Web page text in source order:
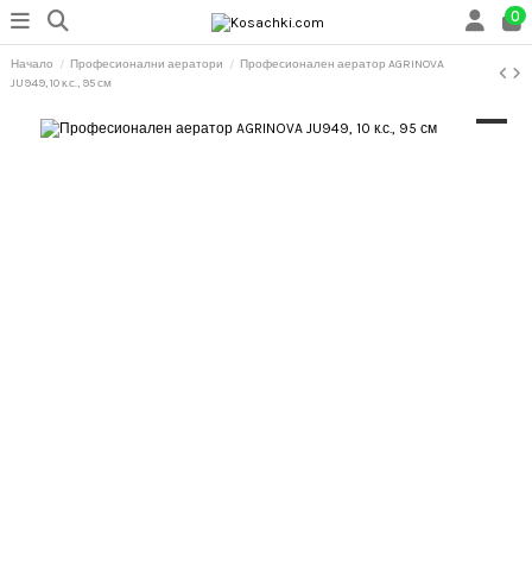
0
Начало Професионални аератори
Професионален аератор AGRINOVA
JU949, 10 к.с., 95 см